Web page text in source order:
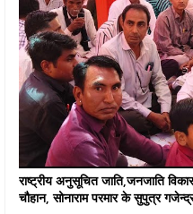
राष्ट्रीय अनुसूचित जाति,जनजाति
चौहान, सोनाराम परमार के सुपुत्र